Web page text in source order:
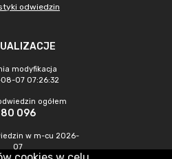
odwiedzin
modyfikacja
07 07:26:32
ogółem
80 096
w m-cu 2026-
07